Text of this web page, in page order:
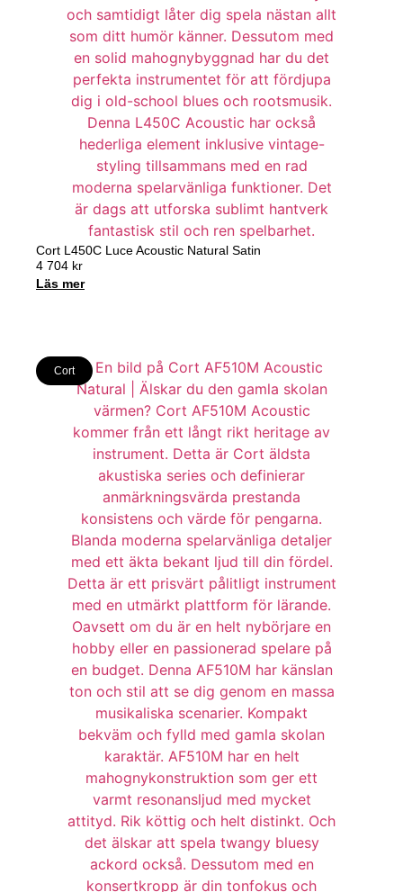
Cort L450C Luce Acoustic Natural Satin
4 704 kr
Läs mer
Cort